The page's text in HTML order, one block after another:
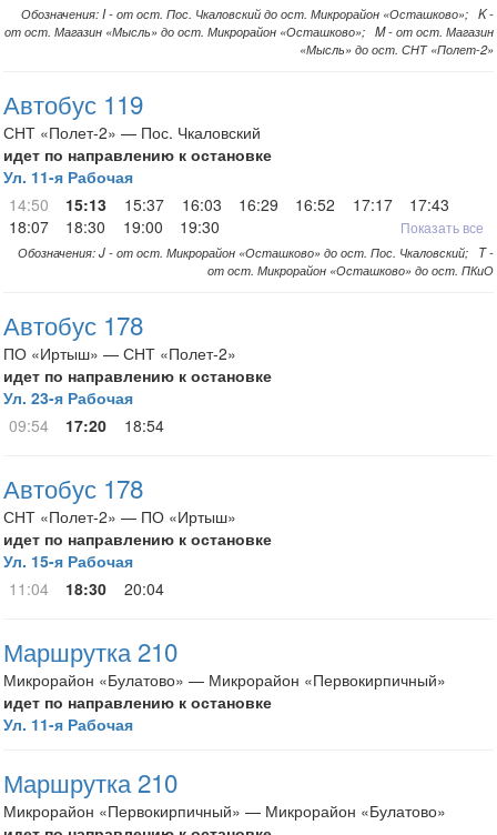
Обозначения: I - от ост. Пос. Чкаловский до ост. Микрорайон «Осташково»; K -
от ост. Магазин «Мысль» до ост. Микрорайон «Осташково»; M - от ост. Магазин
«Мысль» до ост. СНТ «Полет-2»
Автобус 119
СНТ «Полет-2» — Пос. Чкаловский
идет по направлению к остановке
Ул. 11-я Рабочая
14:50
15:13 15:37 16:03 16:29 16:52 17:17
17:43
18:07
18:30 19:00 19:30 Показать все
Обозначения: J - от ост. Микрорайон «Осташково» до ост. Пос. Чкаловский; T -
от ост. Микрорайон «Осташково» до ост. ПКиО
Автобус 178
ПО «Иртыш» — СНТ «Полет-2»
идет по направлению к остановке
Ул. 23-я Рабочая
09:54
17:20 18:54
Автобус 178
СНТ «Полет-2» — ПО «Иртыш»
идет по направлению к остановке
Ул. 15-я Рабочая
11:04
18:30 20:04
Маршрутка 210
Микрорайон «Булатово» — Микрорайон «Первокирпичный»
идет по направлению к остановке
Ул. 11-я Рабочая
Маршрутка 210
Микрорайон «Первокирпичный» — Микрорайон «Булатово»